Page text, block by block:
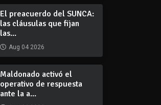
El preacuerdo del SUNCA:
las cláusulas que fijan
las...
Aug 04 2026
Maldonado activó el
operativo de respuesta
ante la a...